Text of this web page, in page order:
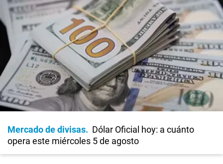
Mercado de divisas
Dólar Oficial hoy: a cuánto
opera este miércoles 5 de agosto